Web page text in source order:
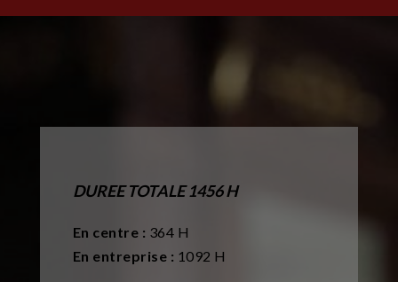
DUREE TOTALE 1456 H
En centre : 364 H
En entreprise : 1092 H